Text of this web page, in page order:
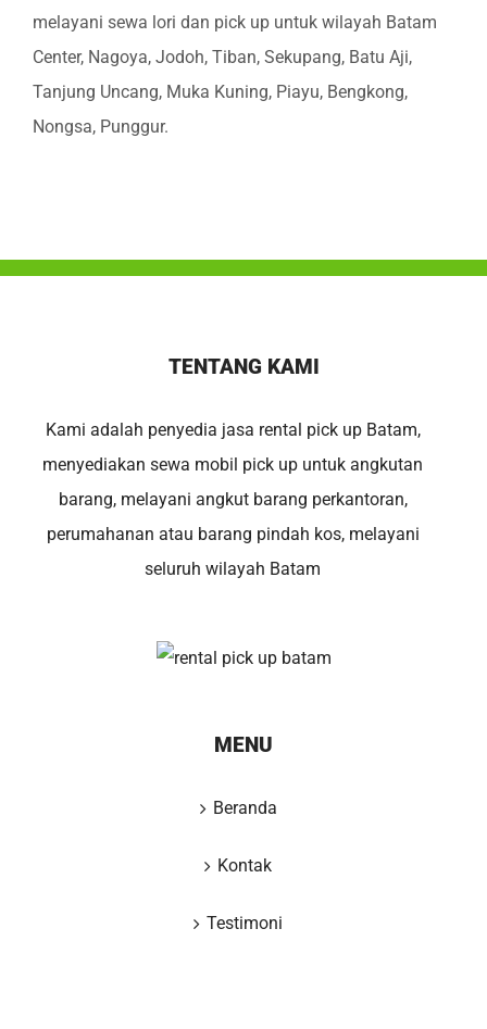
melayani sewa lori dan pick up untuk wilayah Batam
Center, Nagoya, Jodoh, Tiban, Sekupang, Batu Aji,
Tanjung Uncang, Muka Kuning, Piayu, Bengkong,
Nongsa, Punggur.
TENTANG KAMI
Kami adalah penyedia jasa rental pick up Batam,
menyediakan sewa mobil pick up untuk angkutan
barang, melayani angkut barang perkantoran,
perumahanan atau barang pindah kos, melayani
seluruh wilayah Batam
MENU
Beranda
Kontak
Testimoni